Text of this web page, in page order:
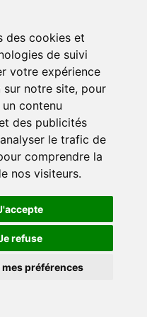
des cookies et
de suivi
votre expérience
notre site, pour
contenu
des publicités
le trafic de
comprendre la
nos visiteurs.
refuse
préférences